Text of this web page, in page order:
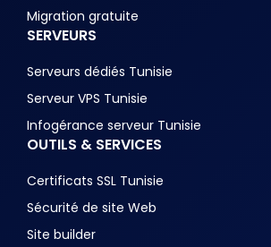
Migration gratuite
SERVEURS
Serveurs dédiés Tunisie
Serveur VPS Tunisie
Infogérance serveur Tunisie
OUTILS & SERVICES
Certificats SSL Tunisie
Sécurité de site Web
Site builder